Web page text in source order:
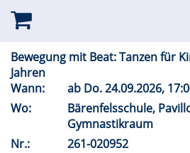
Bewegung mit Beat: Tanzen für
Jahren
Wann:
ab Do.24.09.2026,
Wo:
Bärenfelsschule,
Gymnastikraum
Nr.:
261-020952